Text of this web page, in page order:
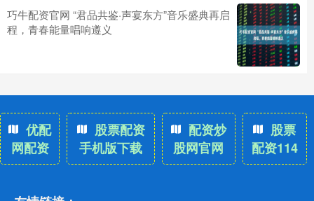
巧牛配资官网 “君品共鉴·声宴东方”音乐盛典再启
程，青春能量唱响遵义
优配
网配资
股票配资
手机版下载
配资炒
股网官网
股票
配资114